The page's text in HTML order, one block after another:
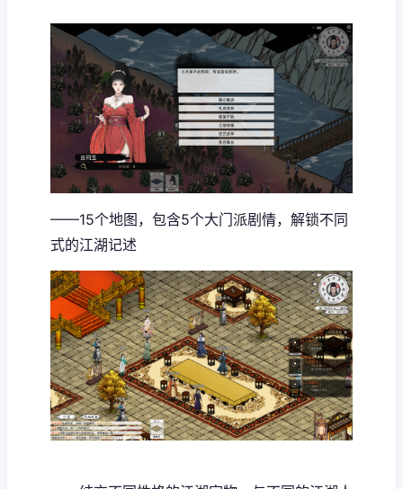
——15个地图，包含5个大门派剧情，解锁不同
式的江湖记述